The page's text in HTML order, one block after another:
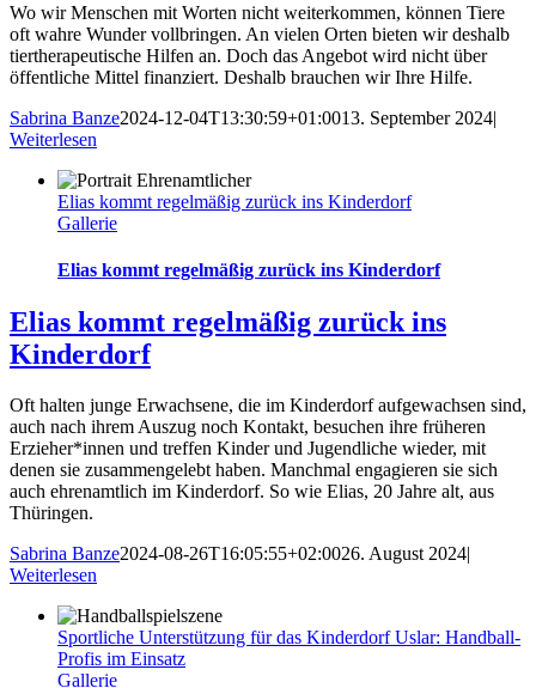
Wo wir Menschen mit Worten nicht weiterkommen, können Tiere
oft wahre Wunder vollbringen. An vielen Orten bieten wir deshalb
tiertherapeutische Hilfen an. Doch das Angebot wird nicht über
öffentliche Mittel finanziert. Deshalb brauchen wir Ihre Hilfe.
Sabrina Banze2024-12-04T13:30:59+01:0013. September 2024|
Weiterlesen
Elias kommt regelmäßig zurück ins Kinderdorf
Gallerie
Elias kommt regelmäßig zurück ins Kinderdorf
Elias kommt regelmäßig zurück ins
Kinderdorf
Oft halten junge Erwachsene, die im Kinderdorf aufgewachsen sind,
auch nach ihrem Auszug noch Kontakt, besuchen ihre früheren
Erzieher*innen und treffen Kinder und Jugendliche wieder, mit
denen sie zusammengelebt haben. Manchmal engagieren sie sich
auch ehrenamtlich im Kinderdorf. So wie Elias, 20 Jahre alt, aus
Thüringen.
Sabrina Banze2024-08-26T16:05:55+02:0026. August 2024|
Weiterlesen
Sportliche Unterstützung für das Kinderdorf Uslar: Handball-
Profis im Einsatz
Gallerie